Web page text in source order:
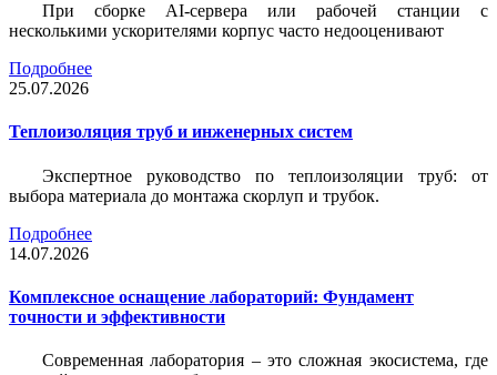
При сборке AI-сервера или рабочей станции с
несколькими ускорителями корпус часто недооценивают
Подробнее
25.07.2026
Теплоизоляция труб и инженерных систем
Экспертное руководство по теплоизоляции труб: от
выбора материала до монтажа скорлуп и трубок.
Подробнее
14.07.2026
Комплексное оснащение лабораторий: Фундамент
точности и эффективности
Современная лаборатория – это сложная экосистема, где